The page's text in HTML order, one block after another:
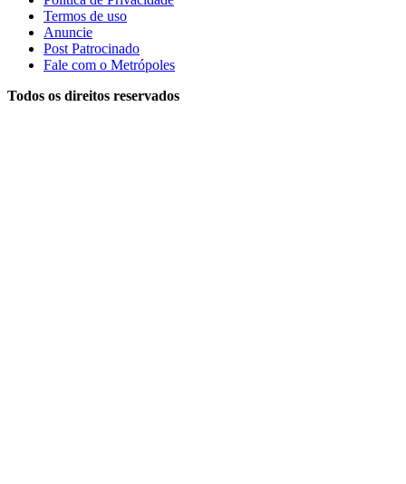
Termos de uso
Anuncie
Post Patrocinado
Fale com o Metrópoles
Todos os direitos reservados